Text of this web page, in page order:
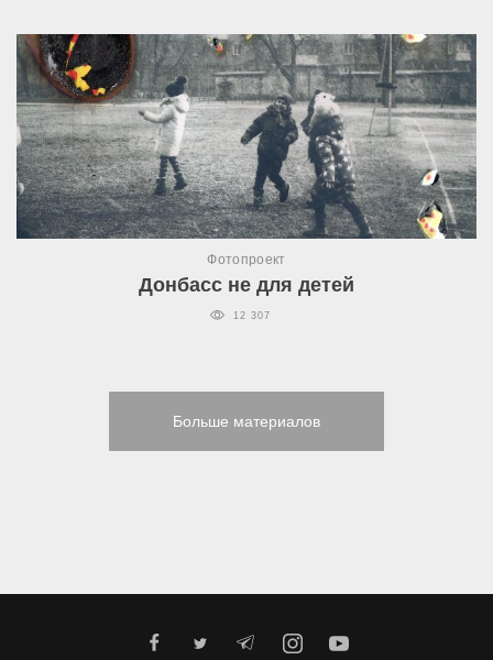
Фотопроект
Донбасс не для детей
12 307
Больше материалов